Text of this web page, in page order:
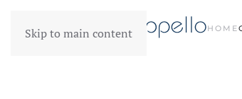
Skip to main content HOME